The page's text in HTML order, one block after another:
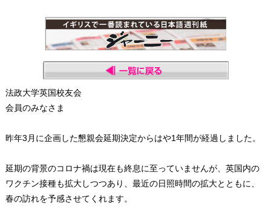
法政大学英国校友会
会員のみなさま
昨年3月に企画した懇親会延期決定からはや1年間が経過しました。
延期の背景のコロナ禍は現在も終息に至っていませんが、英国内の
ワクチン接種も拡大しつつあり、最近の日照時間の拡大とともに、
春の訪れを予感させてくれます。